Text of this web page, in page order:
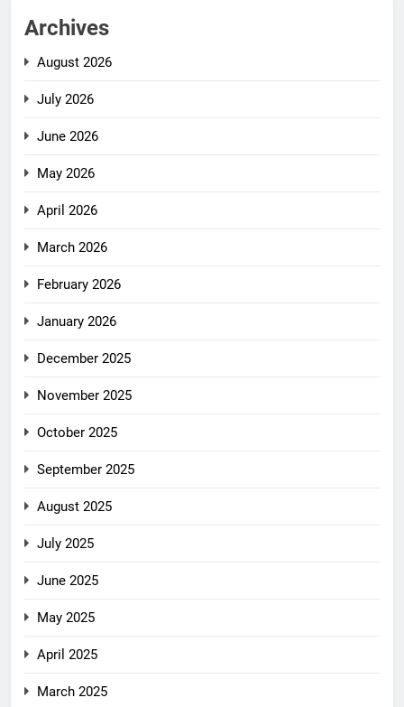
Archives
August 2026
July 2026
June 2026
May 2026
April 2026
March 2026
February 2026
January 2026
December 2025
November 2025
October 2025
September 2025
August 2025
July 2025
June 2025
May 2025
April 2025
March 2025